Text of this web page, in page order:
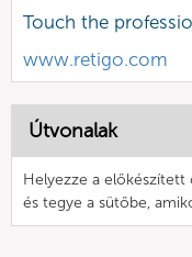
Touch the
www.retigo.com
Útvonalak
Helyezze a előkészített
és tegye a sütőbe,